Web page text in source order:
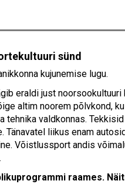
sünd
kujunemise lugu.
eraldi just
altim noorem põlvkond,
tehnika valdkonnas.
liikus enam
Võistlussport andis
raames.